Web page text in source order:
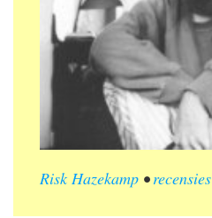
Risk Hazekamp •recensies